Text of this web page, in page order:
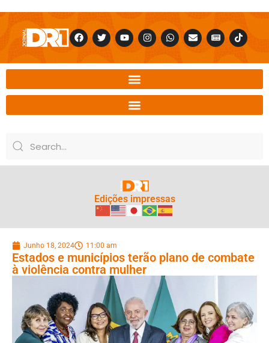
Edições impressas
Junho 18, 2024 11:00 am
Estados e municípios terão plano de combate
à violência contra mulher